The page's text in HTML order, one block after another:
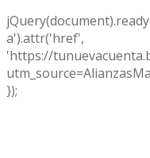
a').attr('href',
'https://
});